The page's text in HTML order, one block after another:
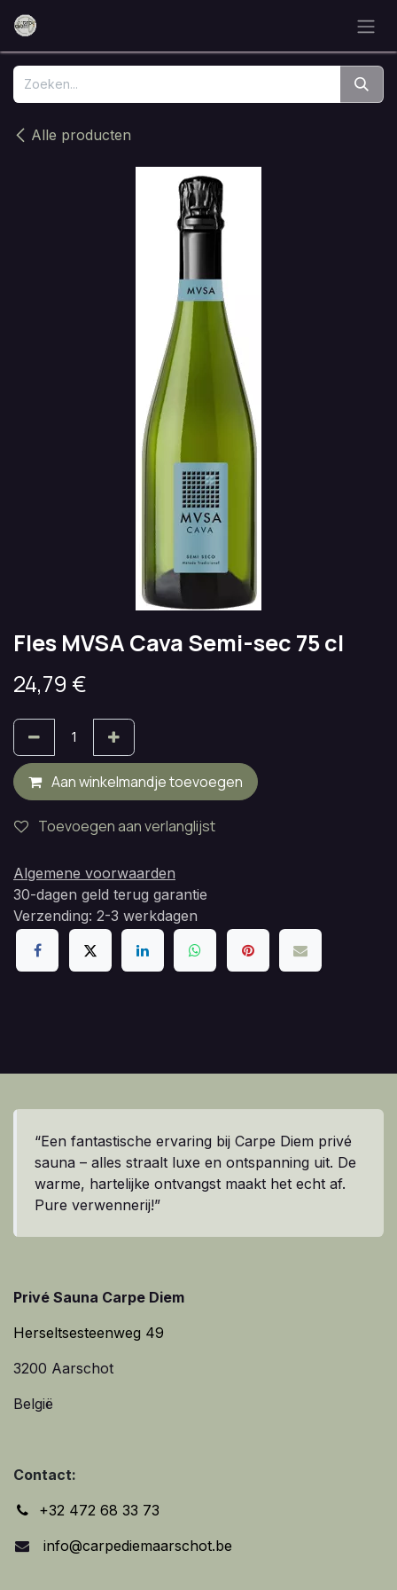
Overslaan naar inhoud
Alle producten
Fles MVSA Cava Semi-sec 75 cl
24,79 €
Aan winkelmandje toevoegen
Toevoegen aan verlanglijst
Algemene voorwaarden
30-dagen geld terug garantie
Verzending: 2-3 werkdagen
“Een fantastische ervaring bij Carpe Diem privé
sauna – alles straalt luxe en ontspanning uit. De
warme, hartelijke ontvangst maakt het echt af.
Pure verwennerij!”
Privé Sauna Carpe Diem
Herseltsesteenweg 49
3200 Aarschot
België
Contact:
+32 472 68 33 73
info@carpediemaarschot.be